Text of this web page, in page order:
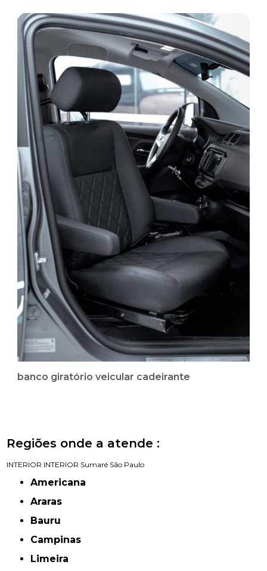
banco giratório veicular cadeirante
Regiões onde a atende :
INTERIOR INTERIOR Sumaré São Paulo
Americana
Araras
Bauru
Campinas
Limeira